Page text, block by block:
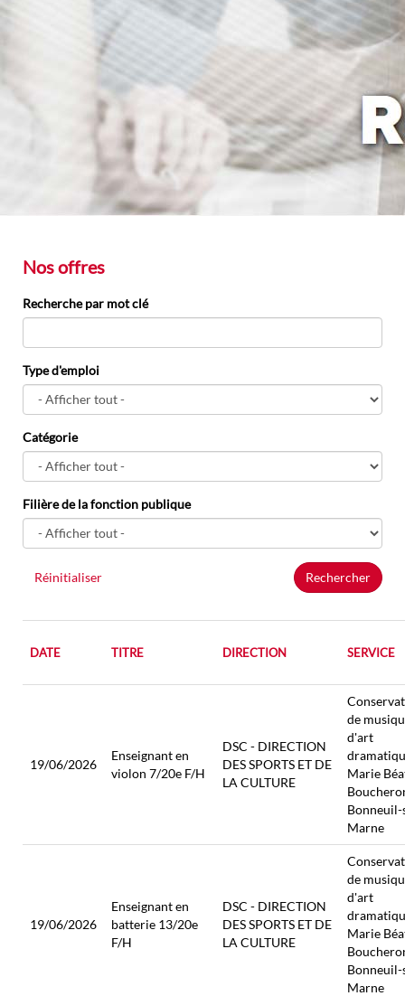
Nos offres
Recherche par mot clé
Type d'emploi
Catégorie
Filière de la fonction publique
Rechercher
Réinitialiser
DATE TITRE DIRECTION SERVICE
19/06/2026
Enseignant en
violon 7/20e F/H
DSC - DIRECTION
DES SPORTS ET DE
LA CULTURE
de
d'art
Marie
Marne
19/06/2026
Enseignant en
batterie 13/20e
F/H
DSC - DIRECTION
DES SPORTS ET DE
LA CULTURE
de
d'art
Marie
Marne